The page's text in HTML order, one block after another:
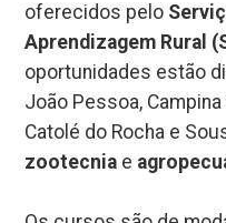
oferecidos pelo
Aprendizagem Rural
oportunidades estão
João Pessoa, Campina
Catolé do Rocha e
zootecnia e